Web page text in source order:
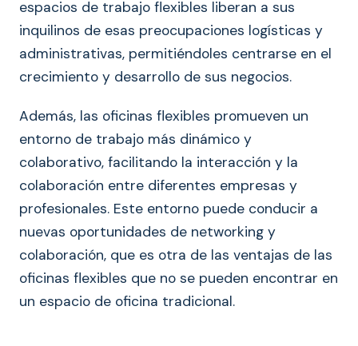
espacios de trabajo flexibles liberan a sus
inquilinos de esas preocupaciones logísticas y
administrativas, permitiéndoles centrarse en el
crecimiento y desarrollo de sus negocios.
Además, las oficinas flexibles promueven un
entorno de trabajo más dinámico y
colaborativo, facilitando la interacción y la
colaboración entre diferentes empresas y
profesionales. Este entorno puede conducir a
nuevas oportunidades de networking y
colaboración, que es otra de las ventajas de las
oficinas flexibles que no se pueden encontrar en
un espacio de oficina tradicional.